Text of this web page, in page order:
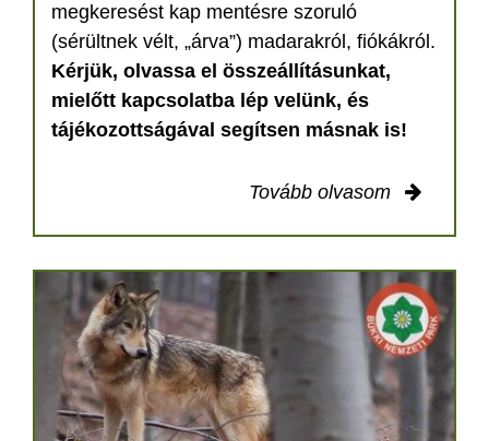
megkeresést kap mentésre szoruló
(sérültnek vélt, „árva”) madarakról, fiókákról.
Kérjük, olvassa el összeállításunkat,
mielőtt kapcsolatba lép velünk, és
tájékozottságával segítsen másnak is!
Tovább olvasom